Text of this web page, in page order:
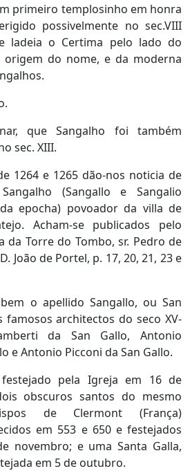
primeiro templosinho em honra
possivelmente no sec.VIII
ladeia o Certima pelo lado do
do nome, e da moderna
que Sangalho foi também
sec. XIII.
1264 e 1265 dão-nos noticia de
(Sangallo e Sangalio
epocha) povoador da villa de
Acham-se publicados pelo
da Torre do Tombo, sr. Pedro de
João de Portel, p. 17, 20, 21, 23 e
o apellido Sangallo, ou San
architectos do seco XV-
da San Gallo, Antonio
e Antonio Picconi da San Gallo.
pela Igreja em 16 de
obscuros santos do mesmo
de Clermont (França)
em 553 e 650 e festejados
novembro; e uma Santa Galla,
em 5 de outubro.